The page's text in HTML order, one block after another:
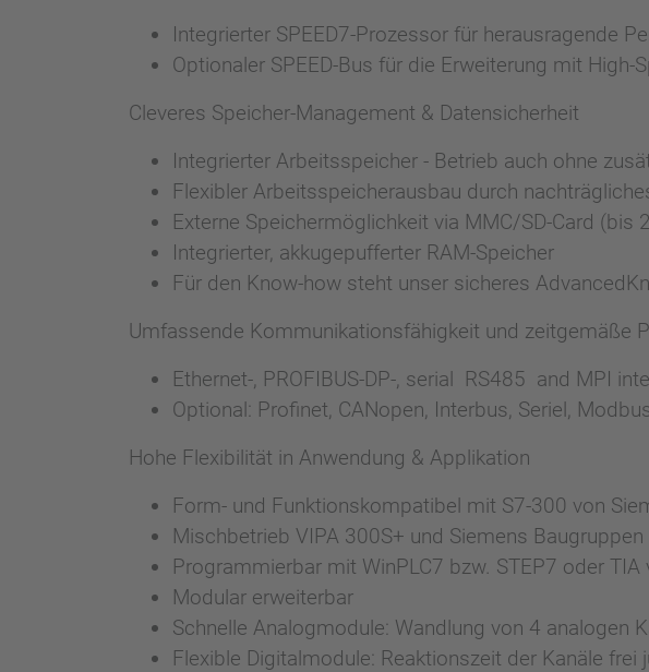
Integrierter SPEED7-Prozessor für herausragende
Optionaler SPEED-Bus für die Erweiterung mit
Cleveres Speicher-Management & Datensicherheit
Integrierter Arbeitsspeicher - Betrieb auch ohne
Flexibler Arbeitsspeicherausbau durch
Externe Speichermöglichkeit via MMC/SD-Card (bis
Integrierter, akkugepufferter RAM-Speicher
Für den Know-how steht unser sicheres
Umfassende Kommunikationsfähigkeit und zeitgemäße
Ethernet-, PROFIBUS-DP-, serial RS485 and MPI
Optional: Profinet, CANopen, Interbus, Seriel,
Hohe Flexibilität in Anwendung & Applikation
Form- und Funktionskompatibel mit S7-300 von
Mischbetrieb VIPA 300S+ und Siemens
Programmierbar mit WinPLC7 bzw. STEP7 oder TIA
Modular erweiterbar
Schnelle Analogmodule: Wandlung von 4 analogen
Flexible Digitalmodule: Reaktionszeit der Kanäle